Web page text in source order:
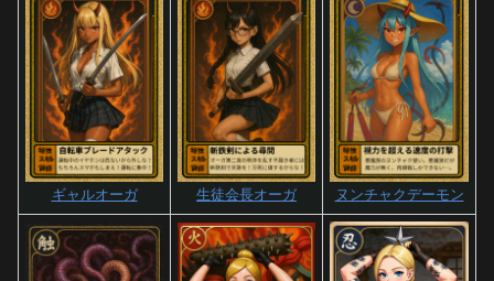
ギャルオーガ 生徒会長オーガ ヌンチャクデーモン